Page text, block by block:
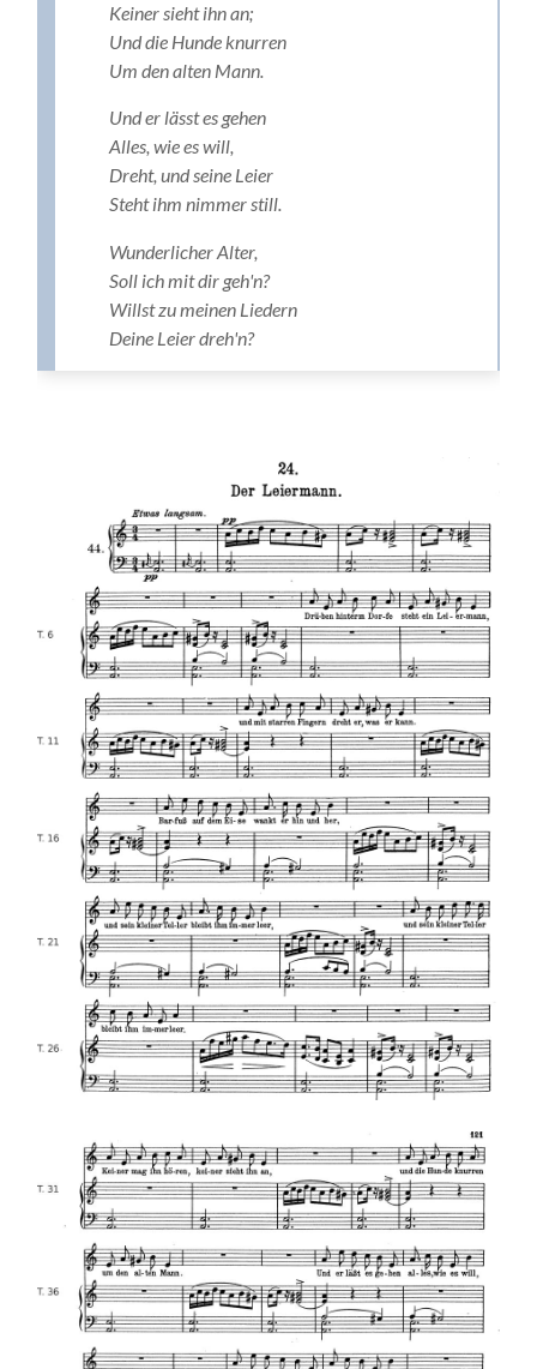
Keiner sieht ihn an;
Und die Hunde knurren
Um den alten Mann.
Und er lässt es gehen
Alles, wie es will,
Dreht, und seine Leier
Steht ihm nimmer still.
Wunderlicher Alter,
Soll ich mit dir geh'n?
Willst zu meinen Liedern
Deine Leier dreh'n?